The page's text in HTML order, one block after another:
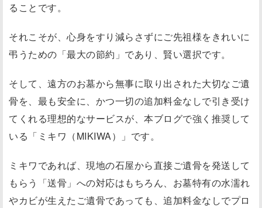
ることです。
それこそが、心身をすり減らさずにご先祖様をきれいに
弔うための「最大の節約」であり、賢い選択です。
そして、遠方のお墓から無事に取り出された大切なご遺
骨を、最も安全に、かつ一切の追加料金なしで引き受け
てくれる理想的なサービスが、本ブログで強く推奨して
いる「ミキワ（MIKIWA）」です。
ミキワであれば、現地の石屋から直接ご遺骨を発送して
もらう「送骨」への対応はもちろん、お墓特有の水濡れ
やカビが生えたご遺骨であっても、追加料金なしでプロ